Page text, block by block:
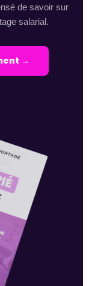
de savoir sur
salarial.
→